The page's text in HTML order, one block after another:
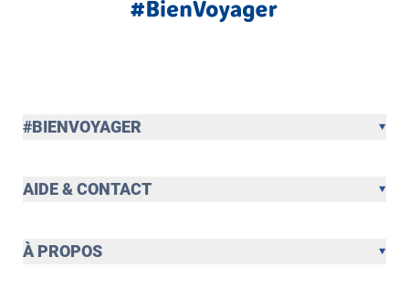
#BIENVOYAGER
AIDE & CONTACT
À PROPOS